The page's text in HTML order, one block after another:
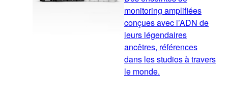
monitoring amplifiées
conçues avec l’ADN de
leurs légendaires
ancêtres, références
dans les studios à travers
le monde.